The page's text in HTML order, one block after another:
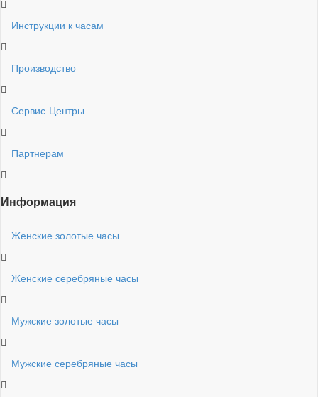
Инструкции к часам
Производство
Сервис-Центры
Партнерам
Информация
Женские золотые часы
Женские серебряные часы
Мужские золотые часы
Мужские серебряные часы